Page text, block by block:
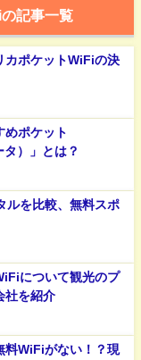
記事一覧
カポケットWiFiの決
めポケット
）」とは？
ルを比較、無料スポ
について観光のプ
社を紹介
料WiFiがない！？現